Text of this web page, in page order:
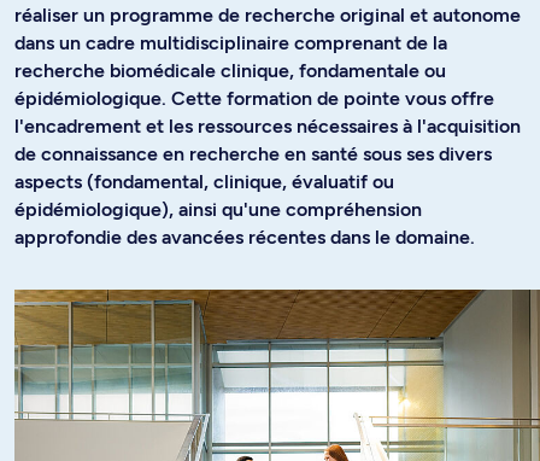
réaliser un programme de recherche original et autonome
dans un cadre multidisciplinaire comprenant de la
recherche biomédicale clinique, fondamentale ou
épidémiologique. Cette formation de pointe vous offre
l'encadrement et les ressources nécessaires à l'acquisition
de connaissance en recherche en santé sous ses divers
aspects (fondamental, clinique, évaluatif ou
épidémiologique), ainsi qu'une compréhension
approfondie des avancées récentes dans le domaine.